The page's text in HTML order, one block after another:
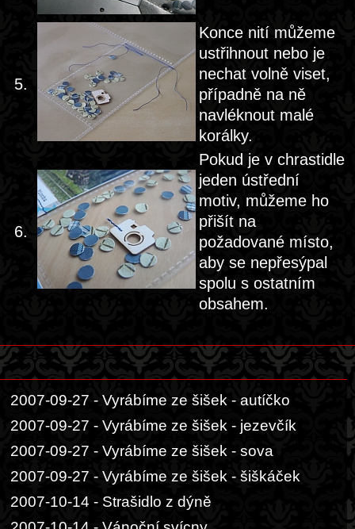
5.
Konce nití můžeme
ustřihnout nebo je
nechat volně viset,
případně na ně
navléknout malé
korálky.
6.
Pokud je v chrastidle
jeden ústřední
motiv, můžeme ho
přišít na
požadované místo,
aby se nepřesýpal
spolu s ostatním
obsahem.
2007-09-27 - Vyrábíme ze šišek - autíčko
2007-09-27 - Vyrábíme ze šišek - jezevčík
2007-09-27 - Vyrábíme ze šišek - sova
2007-09-27 - Vyrábíme ze šišek - šiškáček
2007-10-14 - Strašidlo z dýně